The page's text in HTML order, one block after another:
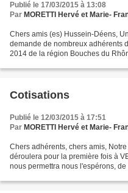
Publié le 17/03/2015 à 13:08
Par MORETTI Hervé et Marie-
Chers amis (es) Hussein-Déens,
demande de nombreux adhérents
2014 de la région Bouches du
Cotisations
Publié le 12/03/2015 à 17:51
Par MORETTI Hervé et Marie-
Chers adhérents, chers amis,
déroulera pour la première fois à
nous permettra nous l'espérons,